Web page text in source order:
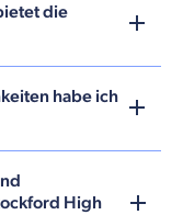
die
habe ich
High